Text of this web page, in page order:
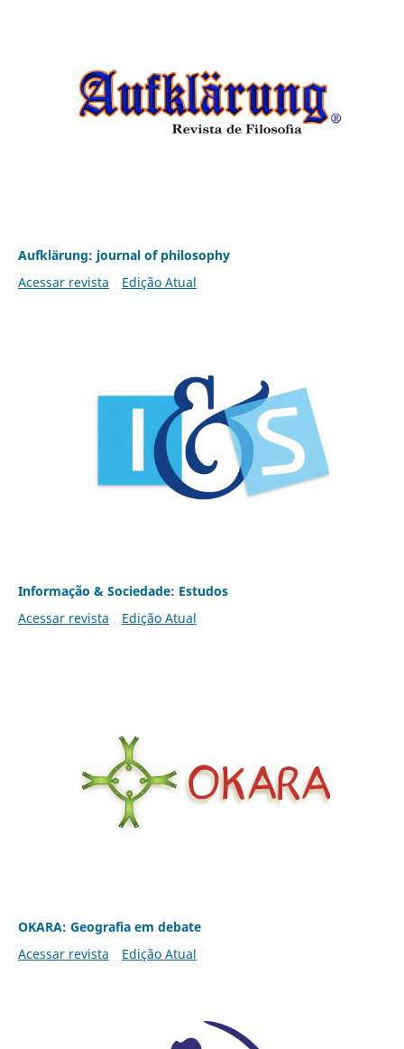
Aufklärung: journal of philosophy
Acessar revista
Edição Atual
Informação & Sociedade: Estudos
Acessar revista
Edição Atual
OKARA: Geografia em debate
Acessar revista
Edição Atual